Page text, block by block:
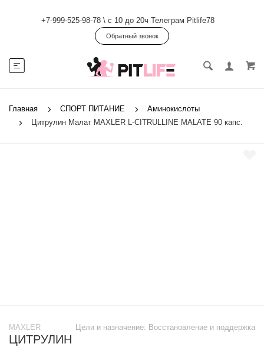
+7-999-525-98-78 \ с 10 до 20ч Телеграм Pitlife78
Обратный звонок
Главная СПОРТ ПИТАНИЕ
Аминокислоты
Цитрулин Малат MAXLER L-CITRULLINE MALATE 90 капс.
Цели и назначение: Восстановление и поддержка
MAXLER
ЦИТРУЛИН